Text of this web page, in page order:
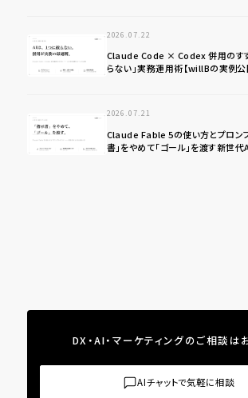
2026.07.22
Claude Code × Codex 併用のす
らない」実務運用術【willBの実例公
2026.07.21
Claude Fable 5の使い方とプロン
書」をやめて「ゴール」を渡す新世
DX・AI・マーケティングのご相談は
AIチャットで気軽に相談